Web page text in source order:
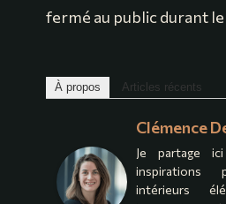
fermé au public durant
À propos Articles récents
Clémence
Je partage
intérieurs